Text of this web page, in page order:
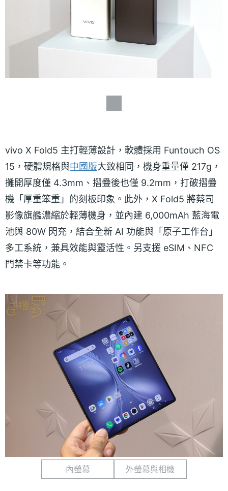
vivo X Fold5 主打輕薄設計，軟體採用 Funtouch OS
15，硬體規格與中國版大致相同，機身重量僅 217g，
攤開厚度僅 4.3mm、摺疊後也僅 9.2mm，打破摺疊
機「厚重笨重」的刻板印象。此外，X Fold5 將蔡司
影像旗艦濃縮於輕薄機身，並內建 6,000mAh 藍海電
池與 80W 閃充，結合全新 AI 功能與「原子工作台」
多工系統，兼具效能與靈活性。另支援 eSIM、NFC
門禁卡等功能。
內螢幕 外螢幕與相機